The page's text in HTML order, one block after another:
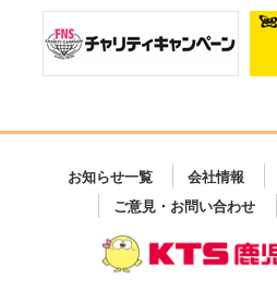
お知らせ一覧 会社情報
ご意見・お問い合わせ